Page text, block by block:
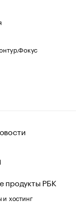
продукты РБК
хостинг